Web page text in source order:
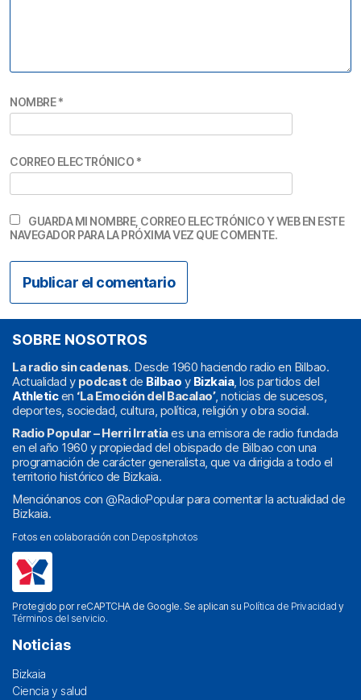
NOMBRE*
CORREO ELECTRÓNICO *
GUARDA MI NOMBRE, CORREO ELECTRÓNICO Y WEB EN ESTE
NAVEGADOR PARA LA PRÓXIMA VEZ QUE COMENTE.
SOBRE NOSOTROS
La radio sin cadenas. Desde 1960 haciendo radio en Bilbao.
Actualidad y podcast de Bilbao y Bizkaia, los partidos del
Athleticen ‘La Emoción del Bacalao’, noticias de sucesos,
deportes, sociedad, cultura, política, religión y obra social.
Radio Popular – Herri Irratiaes una emisora de radio fundada
en el año 1960 y propiedad del obispado de Bilbao con una
programación de carácter generalista, que va dirigida a todo el
territorio histórico de Bizkaia.
Menciónanos con @RadioPopularpara comentar la actualidad de
Bizkaia.
Fotos en colaboración con Depositphotos
Protegido por reCAPTCHA de Google. Se aplican su Política de Privacidad y
Términos del servicio.
Noticias
Bizkaia
Ciencia y salud